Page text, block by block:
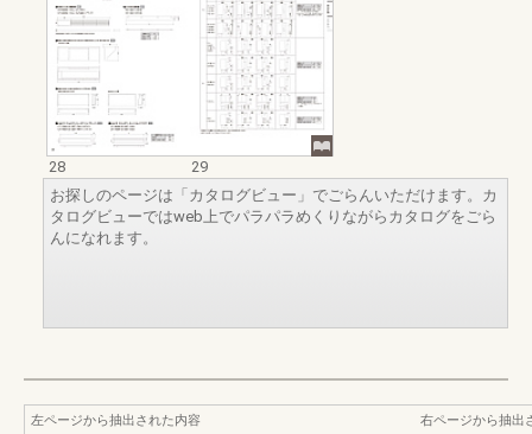
28
29
お探しのページは「カタログビュー」でごらんいただけます。カ
タログビューではweb上でパラパラめくりながらカタログをごら
んになれます。
左ページから抽出された内容
右ページから抽出